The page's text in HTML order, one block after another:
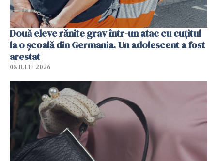
Două eleve rănite grav într-un atac cu cuțitul
la o școală din Germania. Un adolescent a fost
arestat
08 IULIE 2026